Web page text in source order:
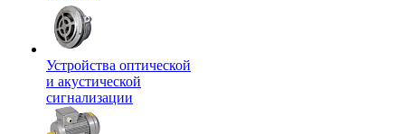
Устройства оптической
и акустической
сигнализации